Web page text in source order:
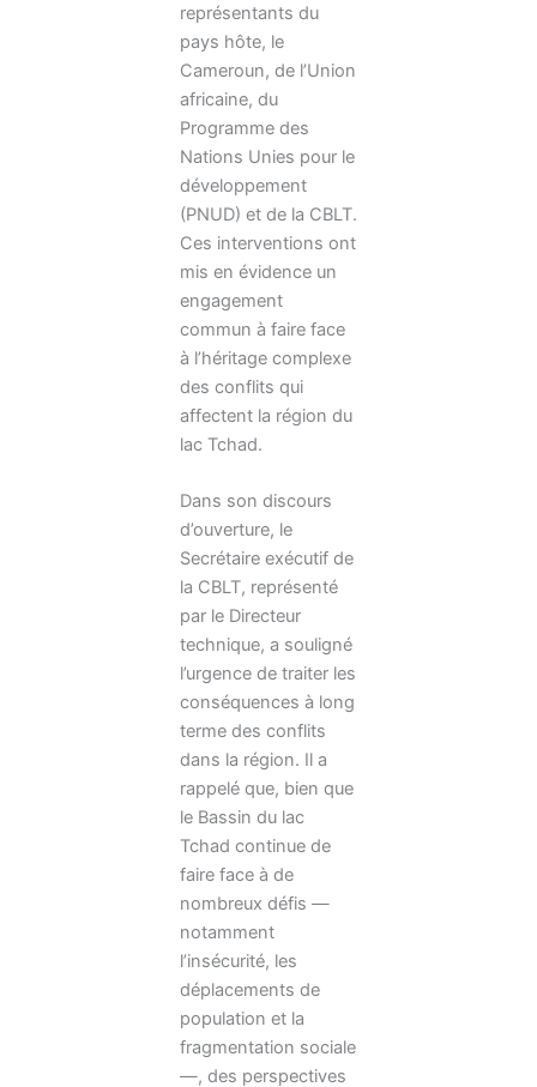
représentants du
pays hôte, le
Cameroun, de l’Union
africaine, du
Programme des
Nations Unies pour le
développement
(PNUD) et de la CBLT.
Ces interventions ont
mis en évidence un
engagement
commun à faire face
à l’héritage complexe
des conflits qui
affectent la région du
lac Tchad.
Dans son discours
d’ouverture, le
Secrétaire exécutif de
la CBLT, représenté
par le Directeur
technique, a souligné
l’urgence de traiter les
conséquences à long
terme des conflits
dans la région. Il a
rappelé que, bien que
le Bassin du lac
Tchad continue de
faire face à de
nombreux défis —
notamment
l’insécurité, les
déplacements de
population et la
fragmentation sociale
—, des perspectives